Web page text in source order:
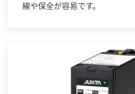
線や保全が容易です。